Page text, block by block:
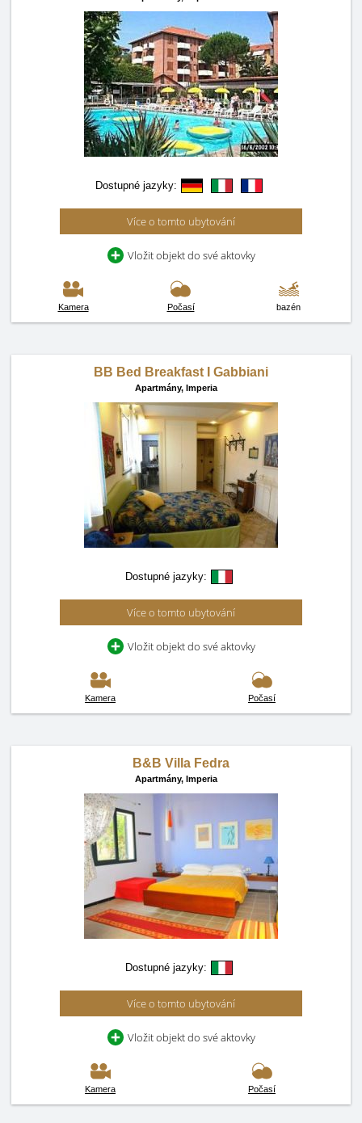
Dostupné jazyky:
Více o tomto ubytování
Vložit objekt do své aktovky
Kamera Počasí bazén
BB Bed Breakfast I Gabbiani
Apartmány, Imperia
Dostupné jazyky:
Více o tomto ubytování
Vložit objekt do své aktovky
Kamera Počasí
B&B Villa Fedra
Apartmány, Imperia
Dostupné jazyky:
Více o tomto ubytování
Vložit objekt do své aktovky
Kamera Počasí